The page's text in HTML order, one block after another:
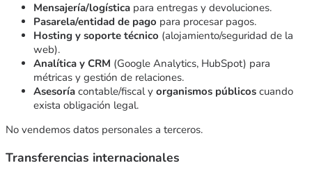
Mensajería/logística para entregas y devoluciones.
Pasarela/entidad de pago para procesar pagos.
Hosting y soporte técnico (alojamiento/seguridad de la
web).
Analítica y CRM (Google Analytics, HubSpot) para
métricas y gestión de relaciones.
Asesoría contable/fiscal y organismos públicos cuando
exista obligación legal.
No vendemos datos personales a terceros.
Transferencias internacionales